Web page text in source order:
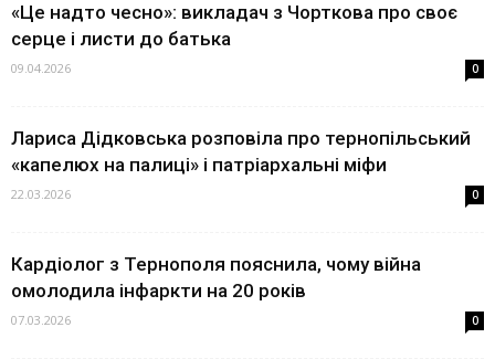
«Це надто чесно»: викладач з Чорткова про своє
серце і листи до батька
09.04.2026 0
Лариса Дідковська розповіла про тернопільський
«капелюх на палиці» і патріархальні міфи
22.03.2026 0
Кардіолог з Тернополя пояснила, чому війна
омолодила інфаркти на 20 років
07.03.2026 0